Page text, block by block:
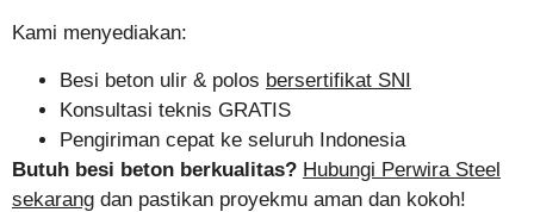
Kami menyediakan:
Besi beton ulir & polos bersertifikat SNI
Konsultasi teknis GRATIS
Pengiriman cepat ke seluruh Indonesia
Butuh besi beton berkualitas? Hubungi Perwira Steel
sekarang dan pastikan proyekmu aman dan kokoh!